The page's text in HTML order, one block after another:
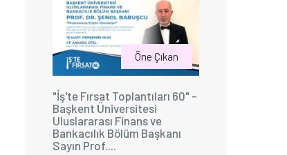
Öne Çıkan
"İş'te Fırsat Toplantıları 60" -
Başkent Üniversitesi
Uluslararası Finans ve
Bankacılık Bölüm Başkanı
Sayın Prof....